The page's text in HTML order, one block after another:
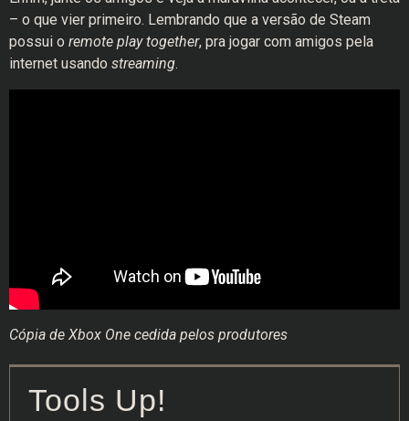
– o que vier primeiro. Lembrando que a versão de Steam
possui o remote play together, pra jogar com amigos pela
internet usando streaming.
Cópia de Xbox One cedida pelos produtores
Tools Up!